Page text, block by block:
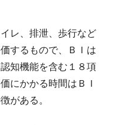
レ、排泄、歩行など
するもので、ＢＩは
知機能を含む１８項
にかかる時間はＢＩ
がある。